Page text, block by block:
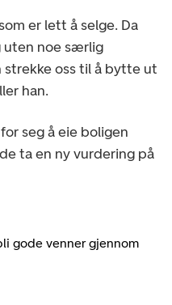
er lett å selge. Da
uten noe særlig
oss til å bytte ut
han.
seg å eie boligen
ta en ny vurdering på
gode venner gjennom